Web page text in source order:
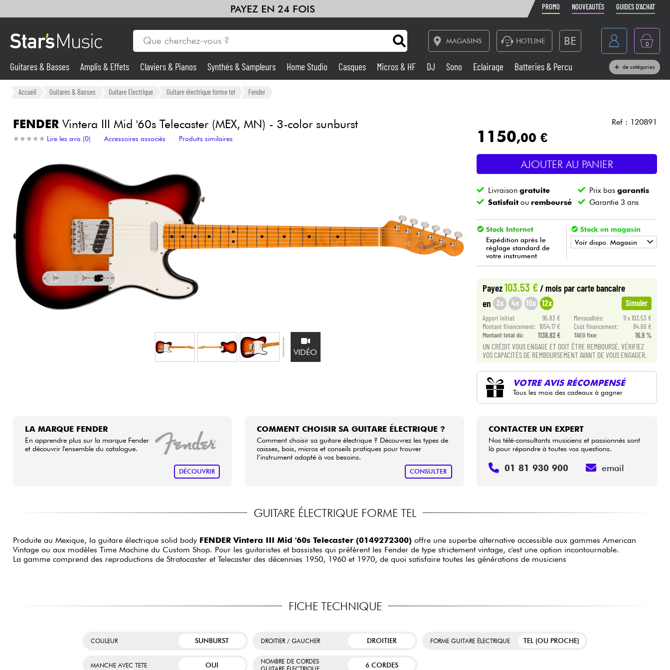
PAYEZ EN 24 FOIS PROMO NOUVEAUTÉS GUIDES D'ACHAT
MAGASINS HOTLINE BE
België
Nederland
0
Guitares & Basses Amplis & Effets
Synthés & Sampleurs Home Studio
Micros & HF Sono
Eclairage Vents
Violons & Quatuor Câbles & Access.
Packs
Voir nos marques
Guitares & Basses Amplis & Effets Claviers & Pianos Synthés & Sampleurs Home Studio Casques Micros & HF DJ Sono Eclairage
Batteries & Percu
de catégories
Accueil Guitares & Basses Guitare Electrique Guitare électrique forme tel Fender
FENDERVintera III Mid '60s Telecaster (MEX, MN) - 3-color sunburst
★ ★ ★ ★ ★
★ ★ ★ ★ ★ Lire les avis (0) Accessoires associés Produits similaires
VIDÉO
Ref : 120891
1150,00 €
AJOUTER AU PANIER
Livraisongratuite Prix bas garantis
Satisfaitou remboursé Garantie 3 ans
Stock Internet
Expédition après le
réglage standard de
votre instrument
Stock en magasin
Voir dispo. Magasin
• Star
• MusicLYON
•
• Star 'SMusicTOULOUSE
Payez103.53 €/ mois par carte bancaire
en 3x 4x 10x 12x Simuler
Apport initial: 95.83 € Mensualités:
11 x 103.53 €
Montant financement: 1054.17 € Coût financement:
84.66 €
Montant total dù:
1138.83 € TAEG fixe: 16.9 %
UN CRÉDIT VOUS ENGAGE ET DOIT ÊTRE REMBOURSÉ. VÉRIFIEZ
VOS CAPACITÉS DE REMBOURSEMENT AVANT DE VOUS ENGAGER.
VOTRE AVIS RÉCOMPENSÉ
Tous les mois des cadeaux à gagner
LA MARQUE FENDER
En apprendre plus sur la marque Fender
et découvrir l'ensemble du catalogue.
DÉCOUVRIR
COMMENT CHOISIR SA GUITARE ÉLECTRIQUE ?
Comment choisir sa guitare électrique ? Découvrez les types de
caisses, bois, micros et conseils pratiques pour trouver
l’instrument adapté à vos besoins.
CONSULTER
CONTACTER UN EXPERT
Nos télé-consultants musiciens et passionnés sont
là pour répondre à toutes vos questions.
01 81 930 900 email
GUITARE ÉLECTRIQUE FORME TEL
Produite au Mexique, la guitare électrique solid body FENDER Vintera III Mid '60s Telecaster (0149272300) offre une superbe alternative accessible aux gammes American
Vintage ou aux modèles Time Machine du Custom Shop. Pour les guitaristes et bassistes qui préfèrent les Fender de type strictement vintage, c'est une option incontournable.
La gamme comprend des reproductions de Stratocaster et Telecaster des décennies 1950, 1960 et 1970, de quoi satisfaire toutes les générations de musiciens
FICHE TECHNIQUE
COULEUR SUNBURST DROITIER / GAUCHER DROITIER FORME GUITARE ÉLECTRIQUE TEL (OU PROCHE)
MANCHE AVEC TETE OUI
NOMBRE DE CORDES
6 CORDES